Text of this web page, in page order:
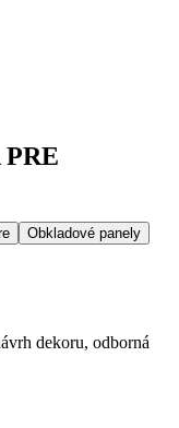
Obkladové panely
dekoru, odborná